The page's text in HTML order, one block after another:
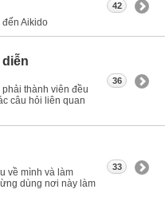
Aikido
42
diễn
thành viên đều
câu hỏi liên quan
36
về mình và làm
dùng nơi này làm
33